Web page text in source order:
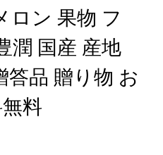
ロン 果物 フ
潤 国産 産地
答品 贈り物 お
料